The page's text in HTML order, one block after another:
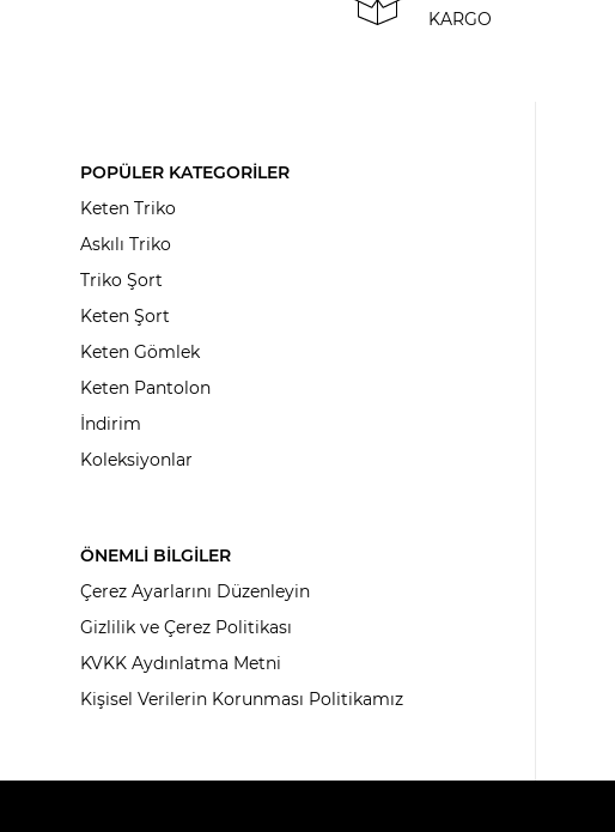
KARGO
POPÜLER KATEGORİLER
Keten Triko
Askılı Triko
Triko Şort
Keten Şort
Keten Gömlek
Keten Pantolon
İndirim
Koleksiyonlar
ÖNEMLİ BİLGİLER
Çerez Ayarlarını Düzenleyin
Gizlilik ve Çerez Politikası
KVKK Aydınlatma Metni
Kişisel Verilerin Korunması Politikamız